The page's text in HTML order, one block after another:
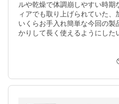
ルや乾燥で体調崩しやすい時
ィアでも取り上げられていた
いくらお手入れ簡単な今回の製
かりして長く使えるようにした